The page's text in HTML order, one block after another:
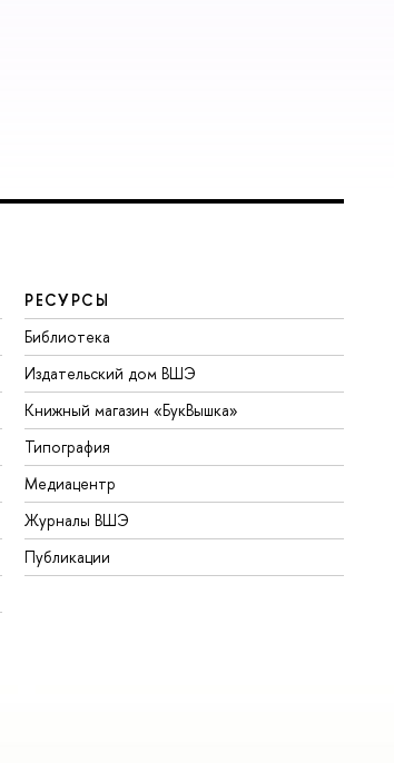
РЕСУРСЫ
Библиотека
Издательский дом ВШЭ
Книжный магазин «БукВышка»
Типография
Медиацентр
Журналы ВШЭ
Публикации